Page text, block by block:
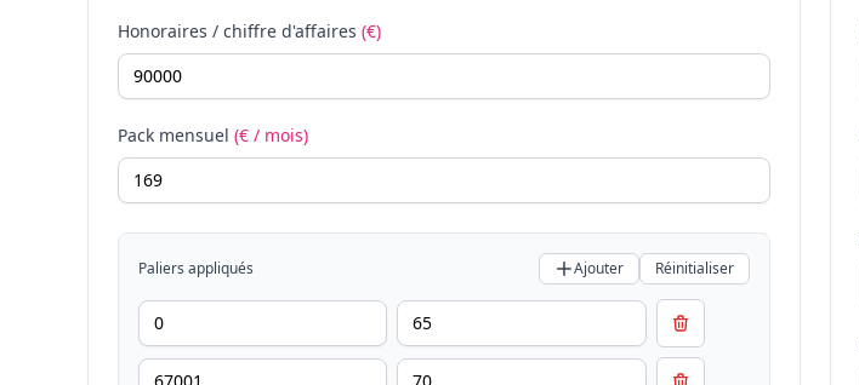
Honoraires / chiffre d'affaires (€)
Pack mensuel (€ / mois)
Paliers appliqués Ajouter Réinitialiser